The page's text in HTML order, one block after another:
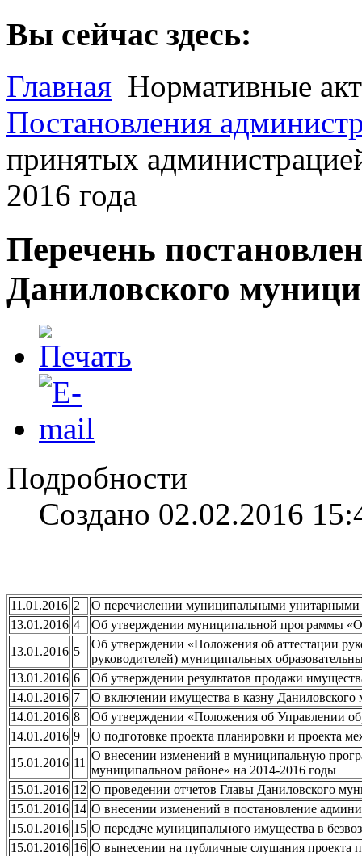
Вы сейчас здесь:
Главная Нормативные
Постановления
принятых
2016 года
Перечень
Даниловского
Подробности
Создано 02.02.2016
11.01.2016 2
О перечислении муниципальными унитарными
13.01.2016 4
Об утверждении муниципальной программы
13.01.2016 5
Об утверждении «Положения об аттестации
руководителей) муниципальных
13.01.2016 6
Об утверждении результатов продажи
14.01.2016 7
О включении имущества в казну Даниловского
14.01.2016 8
Об утверждении «Положения об Управлении
14.01.2016 9
О подготовке проекта планировки и проекта
15.01.2016 11
О внесении изменений в муниципальную
муниципальном районе» на 2014-2016 годы
15.01.2016 12 О проведении отчетов Главы Даниловского
15.01.2016 14 О внесении изменений в постановление
15.01.2016 15 О передаче муниципального имущества в
15.01.2016 16 О вынесении на публичные слушания проекта